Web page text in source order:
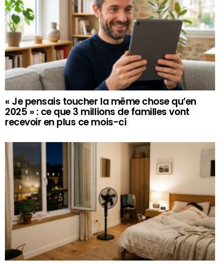
« Je pensais toucher la même chose qu’en
2025 » : ce que 3 millions de familles vont
recevoir en plus ce mois-ci